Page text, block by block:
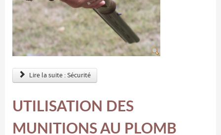
Lire la suite : Sécurité
UTILISATION DES
MUNITIONS AU PLOMB